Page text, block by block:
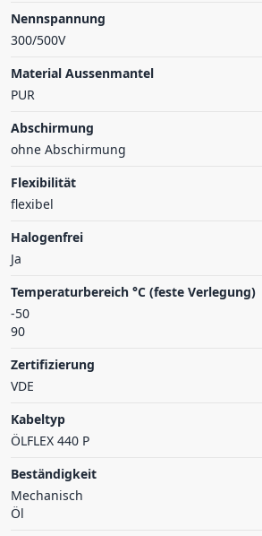
Nennspannung
300/500V
Material Aussenmantel
PUR
Abschirmung
ohne Abschirmung
Flexibilität
flexibel
Halogenfrei
Ja
Temperaturbereich °C (feste Verlegung)
-50
90
Zertifizierung
VDE
Kabeltyp
ÖLFLEX 440 P
Beständigkeit
Mechanisch
Öl